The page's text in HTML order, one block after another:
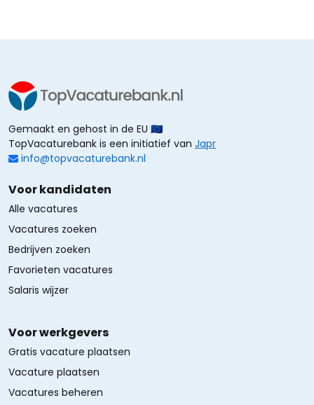
Gemaakt en gehost in de EU 🇪🇺
TopVacaturebank is een initiatief van Japr
info@topvacaturebank.nl
Voor kandidaten
Alle vacatures
Vacatures zoeken
Bedrijven zoeken
Favorieten vacatures
Salaris wijzer
Voor werkgevers
Gratis vacature plaatsen
Vacature plaatsen
Vacatures beheren